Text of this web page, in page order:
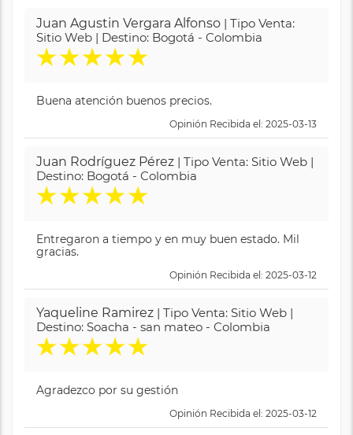
Juan Agustin Vergara Alfonso | Tipo Venta:
Sitio Web | Destino: Bogotá - Colombia
★★★★★
Buena atención buenos precios.
Opinión Recibida el: 2025-03-13
Juan Rodríguez Pérez | Tipo Venta: Sitio Web |
Destino: Bogotá - Colombia
★★★★★
Entregaron a tiempo y en muy buen estado. Mil
gracias.
Opinión Recibida el: 2025-03-12
Yaqueline Ramirez | Tipo Venta: Sitio Web |
Destino: Soacha - san mateo - Colombia
★★★★★
Agradezco por su gestión
Opinión Recibida el: 2025-03-12